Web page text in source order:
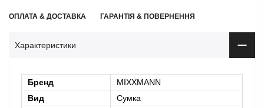
ОПЛАТА & ДОСТАВКА ГАРАНТІЯ & ПОВЕРНЕННЯ
Характеристики
Бренд
MIXXMANN
Вид
Сумка